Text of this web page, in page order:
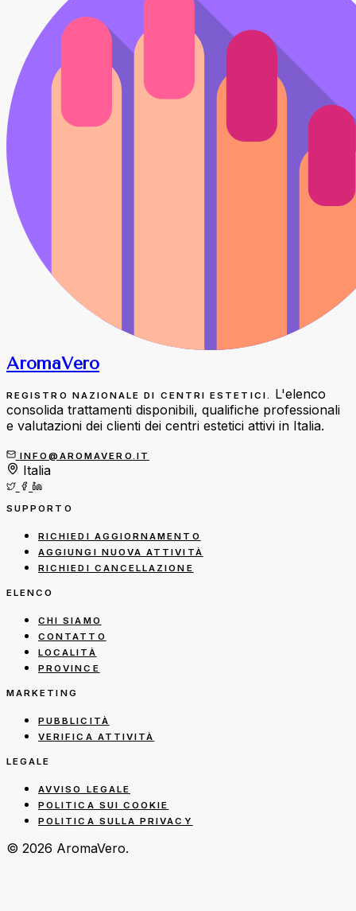
AromaVero
REGISTRO NAZIONALE DI CENTRI ESTETICI.
L'elenco
consolida trattamenti disponibili, qualifiche professionali
e valutazioni dei clienti dei centri estetici attivi in Italia.
INFO@AROMAVERO.IT
Italia
SUPPORTO
RICHIEDI AGGIORNAMENTO
AGGIUNGI NUOVA ATTIVITÀ
RICHIEDI CANCELLAZIONE
ELENCO
CHI SIAMO
CONTATTO
LOCALITÀ
PROVINCE
MARKETING
PUBBLICITÀ
VERIFICA ATTIVITÀ
LEGALE
AVVISO LEGALE
POLITICA SUI COOKIE
POLITICA SULLA PRIVACY
© 2026 AromaVero.